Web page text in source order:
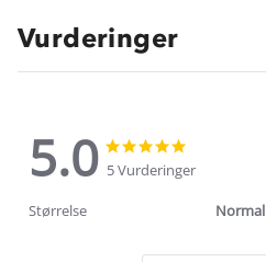
Vurderinger
5.0
5.0
star
rating
star
5 Vurderinger
Størrelse Normal